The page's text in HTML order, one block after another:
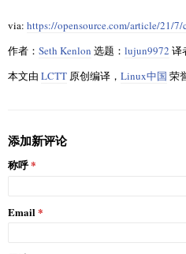
via: https://opensource.com/article/21/
作者： Seth Kenlon 选题： lujun9972 译
本文由 LCTT 原创编译， Linux中国 荣
添加新评论
称呼
Email